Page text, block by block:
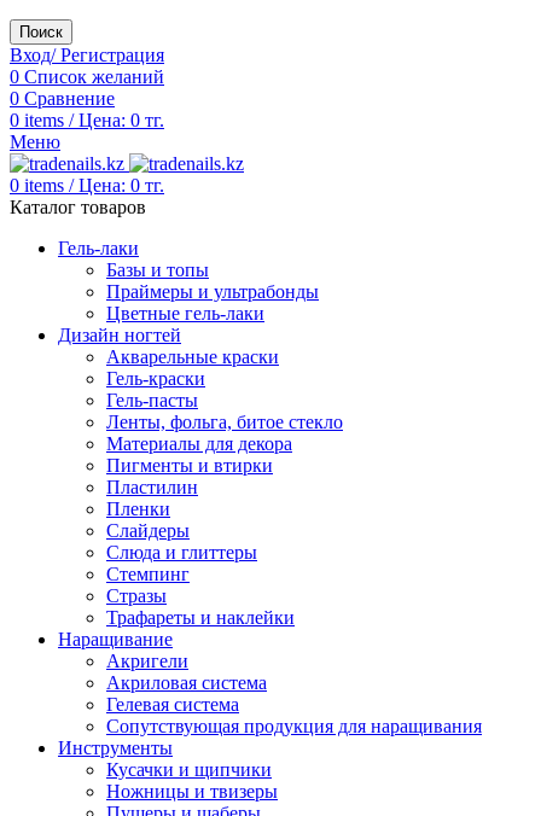
Поиск
Вход/ Регистрация
0 Список желаний
0 Сравнение
0 items / Цена: 0 тг.
Меню
0 items / Цена: 0 тг.
Каталог товаров
Гель-лаки
Базы и топы
Праймеры и ультрабонды
Цветные гель-лаки
Дизайн ногтей
Акварельные краски
Гель-краски
Гель-пасты
Ленты, фольга, битое стекло
Материалы для декора
Пигменты и втирки
Пластилин
Пленки
Слайдеры
Слюда и глиттеры
Стемпинг
Стразы
Трафареты и наклейки
Наращивание
Акригели
Акриловая система
Гелевая система
Сопутствующая продукция для наращивания
Инструменты
Кусачки и щипчики
Ножницы и твизеры